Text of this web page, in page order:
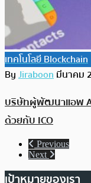
เทคโนโลยี Blockchain
ByJiraboonมีนาคม
บริษัทผู้พัฒนาแอพ
ด้วยกับ ICO
Previous
Next